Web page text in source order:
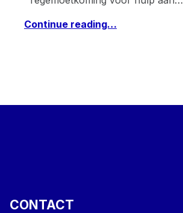
Continue reading…
CONTACT